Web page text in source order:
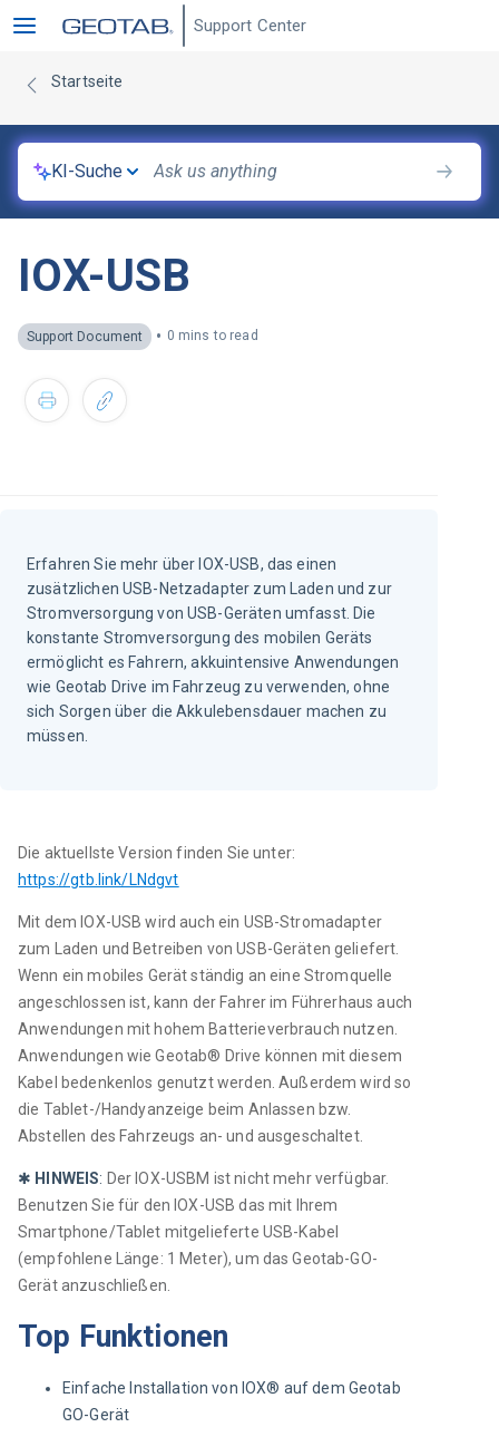
Support Center
Startseite
KI-Suche
IOX-USB
Support Document • 0 mins to read
Erfahren Sie mehr über IOX-USB, das einen
zusätzlichen USB-Netzadapter zum Laden und zur
Stromversorgung von USB-Geräten umfasst. Die
konstante Stromversorgung des mobilen Geräts
ermöglicht es Fahrern, akkuintensive Anwendungen
wie Geotab Drive im Fahrzeug zu verwenden, ohne
sich Sorgen über die Akkulebensdauer machen zu
müssen.
Die aktuellste Version finden Sie unter:
https://gtb.link/LNdgvt
Mit dem IOX-USB wird auch ein USB-Stromadapter
zum Laden und Betreiben von USB-Geräten geliefert.
Wenn ein mobiles Gerät ständig an eine Stromquelle
angeschlossen ist, kann der Fahrer im Führerhaus auch
Anwendungen mit hohem Batterieverbrauch nutzen.
Anwendungen wie Geotab® Drive können mit diesem
Kabel bedenkenlos genutzt werden. Außerdem wird so
die Tablet-/Handyanzeige beim Anlassen bzw.
Abstellen des Fahrzeugs an- und ausgeschaltet.
✱ HINWEIS: Der IOX-USBM ist nicht mehr verfügbar.
Benutzen Sie für den IOX-USB das mit Ihrem
Smartphone/Tablet mitgelieferte USB-Kabel
(empfohlene Länge: 1 Meter), um das Geotab-GO-
Gerät anzuschließen.
Top Funktionen
Einfache Installation von IOX® auf dem Geotab
GO-Gerät